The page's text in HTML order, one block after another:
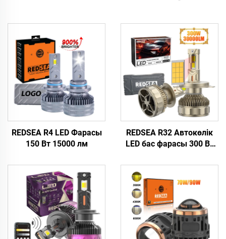
REDSEA R4 LED Фарасы
150 Вт 15000 лм
REDSEA R32 Автокөлік
LED бас фарасы 300 Вт